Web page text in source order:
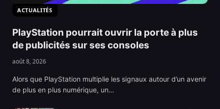
ACTUALITÉS
PlayStation pourrait ouvrir la porte à plus
de publicités sur ses consoles
août 8, 2026
Alors que PlayStation multiplie les signaux autour d’un avenir
de plus en plus numérique, un…